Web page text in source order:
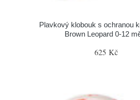
Plavkový klobouk s ochranou
Brown Leopard 0-12
625 Kč